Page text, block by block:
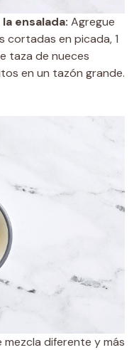
ensalada: Agregue
cortadas en picada, 1
taza de nueces
en un tazón grande.
mezcla diferente y más